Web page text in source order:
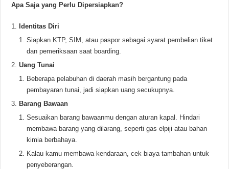
Apa Saja yang Perlu Dipersiapkan?
Identitas Diri
Siapkan KTP, SIM, atau paspor sebagai syarat pembelian tiket
dan pemeriksaan saat boarding.
Uang Tunai
Beberapa pelabuhan di daerah masih bergantung pada
pembayaran tunai, jadi siapkan uang secukupnya.
Barang Bawaan
Sesuaikan barang bawaanmu dengan aturan kapal. Hindari
membawa barang yang dilarang, seperti gas elpiji atau bahan
kimia berbahaya.
Kalau kamu membawa kendaraan, cek biaya tambahan untuk
penyeberangan.